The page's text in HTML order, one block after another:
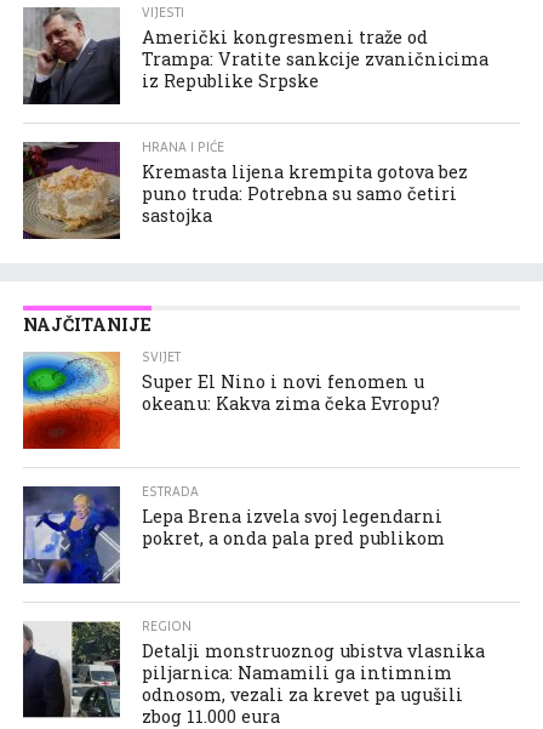
VIJESTI
Američki kongresmeni traže od
Trampa: Vratite sankcije zvaničnicima
iz Republike Srpske
HRANA I PIĆE
Kremasta lijena krempita gotova bez
puno truda: Potrebna su samo četiri
sastojka
NAJČITANIJE
SVIJET
Super El Nino i novi fenomen u
okeanu: Kakva zima čeka Evropu?
ESTRADA
Lepa Brena izvela svoj legendarni
pokret, a onda pala pred publikom
REGION
Detalji monstruoznog ubistva vlasnika
piljarnica: Namamili ga intimnim
odnosom, vezali za krevet pa ugušili
zbog 11.000 eura